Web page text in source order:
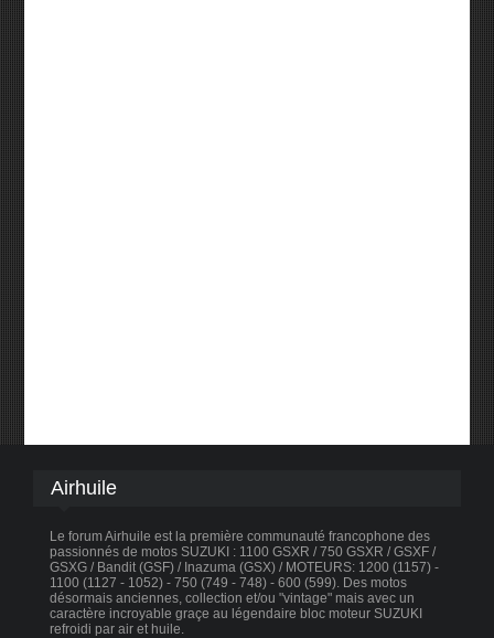
Airhuile
Le forum Airhuile est la première communauté francophone des
passionnés de motos SUZUKI : 1100 GSXR / 750 GSXR / GSXF /
GSXG / Bandit (GSF) / Inazuma (GSX) / MOTEURS: 1200 (1157) -
1100 (1127 - 1052) - 750 (749 - 748) - 600 (599). Des motos
désormais anciennes, collection et/ou "vintage" mais avec un
caractère incroyable graçe au légendaire bloc moteur SUZUKI
refroidi par air et huile.